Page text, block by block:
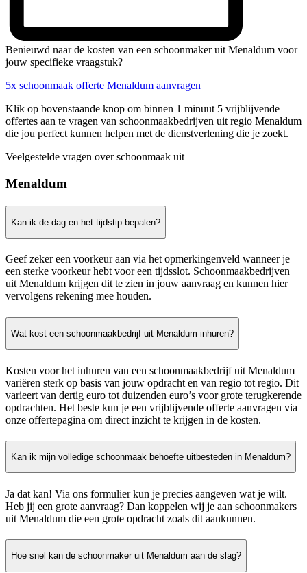
Benieuwd naar de kosten van een schoonmaker uit Menaldum voor
jouw specifieke vraagstuk?
5x schoonmaak offerte Menaldum aanvragen
Klik op bovenstaande knop om binnen 1 minuut 5 vrijblijvende
offertes aan te vragen van schoonmaakbedrijven uit regio Menaldum
die jou perfect kunnen helpen met de dienstverlening die je zoekt.
Veelgestelde vragen over schoonmaak uit
Menaldum
Kan ik de dag en het tijdstip bepalen?
Geef zeker een voorkeur aan via het opmerkingenveld wanneer je
een sterke voorkeur hebt voor een tijdsslot. Schoonmaakbedrijven
uit Menaldum krijgen dit te zien in jouw aanvraag en kunnen hier
vervolgens rekening mee houden.
Wat kost een schoonmaakbedrijf uit Menaldum inhuren?
Kosten voor het inhuren van een schoonmaakbedrijf uit Menaldum
variëren sterk op basis van jouw opdracht en van regio tot regio. Dit
varieert van dertig euro tot duizenden euro’s voor grote terugkerende
opdrachten. Het beste kun je een vrijblijvende offerte aanvragen via
onze offertepagina om direct inzicht te krijgen in de kosten.
Kan ik mijn volledige schoonmaak behoefte uitbesteden in Menaldum?
Ja dat kan! Via ons formulier kun je precies aangeven wat je wilt.
Heb jij een grote aanvraag? Dan koppelen wij je aan schoonmakers
uit Menaldum die een grote opdracht zoals dit aankunnen.
Hoe snel kan de schoonmaker uit Menaldum aan de slag?